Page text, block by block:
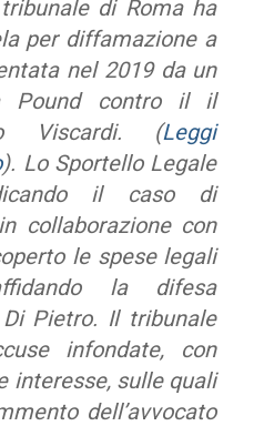
di Roma ha
per diffamazione a
nel 2019 da un
Pound contro il il
Viscardi. (Leggi
). Lo Sportello Legale
il caso di
collaborazione con
le spese legali
la difesa
Di Pietro. Il tribunale
infondate, con
interesse, sulle quali
dell’avvocato